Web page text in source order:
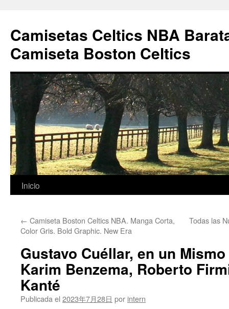
Camisetas Celtics NBA
Camiseta Boston Celtics
Saltar
contenido
Inicio
← Camiseta Boston Celtics NBA. Manga Corta,
Color Gris. Bold Graphic. New Era
Todas las
Gustavo Cuéllar, en un
Karim Benzema, Roberto
Kanté
Publicada el 2023年7月28日 por intern